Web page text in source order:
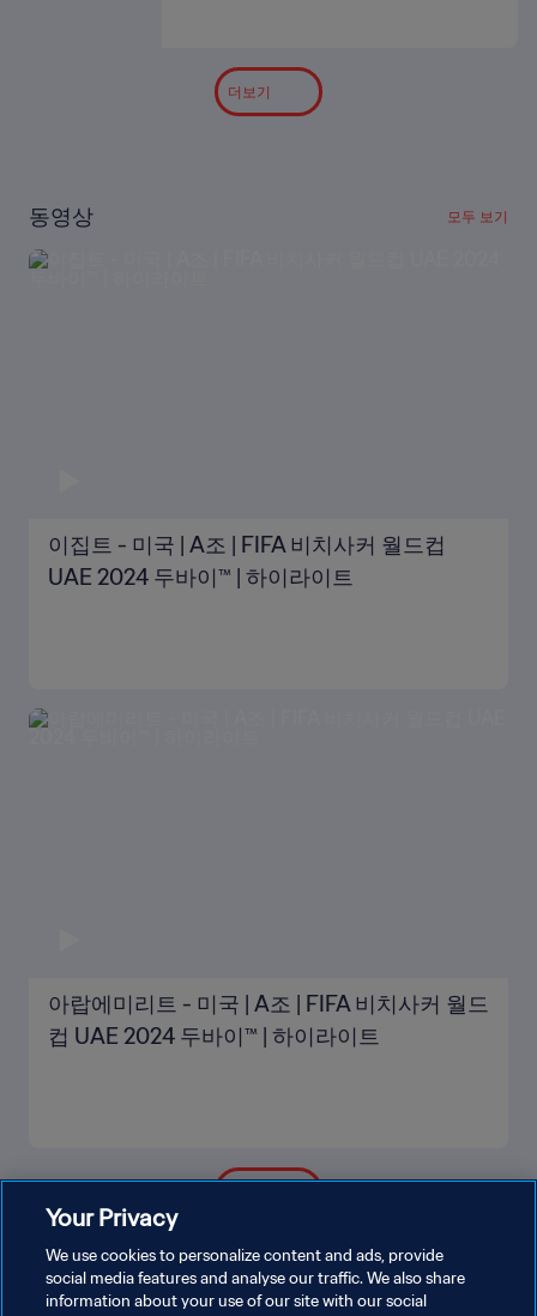
더보기
동영상 모두 보기
이집트 - 미국 | A조 | FIFA 비치사커 월드컵
UAE 2024 두바이™ | 하이라이트
아랍에미리트 - 미국 | A조 | FIFA 비치사커 월드
컵 UAE 2024 두바이™ | 하이라이트
Your Privacy
We use cookies to personalize content and ads, provide
social media features and analyse our traffic. We also share
information about your use of our site with our social